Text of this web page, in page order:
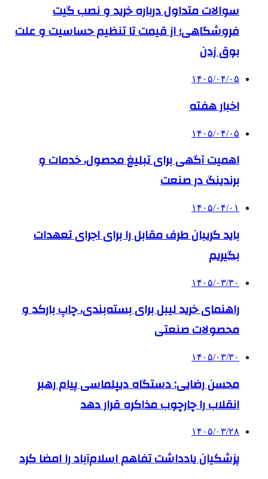
سوالات متداول درباره خرید و نصب گیت
فروشگاهی؛ از قیمت تا تنظیم حساسیت و علت
بوق زدن
۱۴۰۵/۰۴/۰۵
اخبار هفته
۱۴۰۵/۰۴/۰۵
اهمیت آگهی برای تبلیغ محصول، خدمات و
برندینگ در صنعت
۱۴۰۵/۰۴/۰۱
باید گریبان طرف مقابل را برای اجرای تعهدات
بگیریم
۱۴۰۵/۰۳/۳۰
راهنمای خرید لیبل برای بسته‌بندی، چاپ بارکد و
محصولات صنعتی
۱۴۰۵/۰۳/۳۰
محسن رضایی: دستگاه دیپلماسی پیام رهبر
انقلاب را چارچوب مذاکره قرار دهد
۱۴۰۵/۰۳/۲۸
پزشکیان یادداشت تفاهم اسلام‌آباد را امضا کرد